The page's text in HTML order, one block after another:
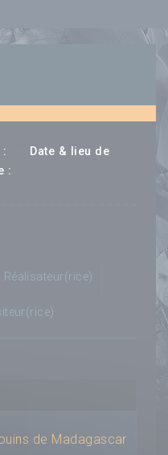
:
Date & lieu de
:
Réalisateur(rice)
de Madagascar